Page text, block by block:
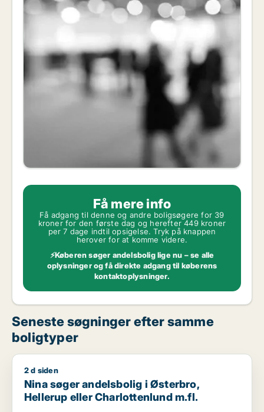
Få mere info
Få adgang til denne og andre boligsøgere for 39
kroner for den første dag og herefter 449 kroner
per 7 dage indtil opsigelse. Tryk på knappen
herover for at komme videre.
⚡Køberen søger andelsbolig lige nu – se alle
oplysninger og få direkte adgang til køberens
kontaktoplysninger.
Seneste søgninger efter samme
boligtyper
Nina søger andelsbolig i Østerbro, Hellerup eller
2 d siden
Nina søger andelsbolig i Østerbro,
Hellerup eller Charlottenlund m.fl.